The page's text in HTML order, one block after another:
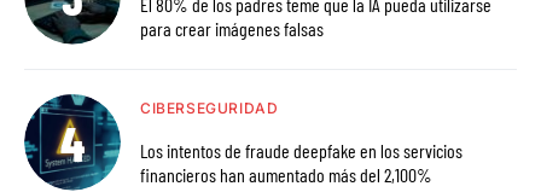
para crear imágenes falsas
CIBERSEGURIDAD
Los intentos de fraude deepfake en los servicios
financieros han aumentado más del 2,100%